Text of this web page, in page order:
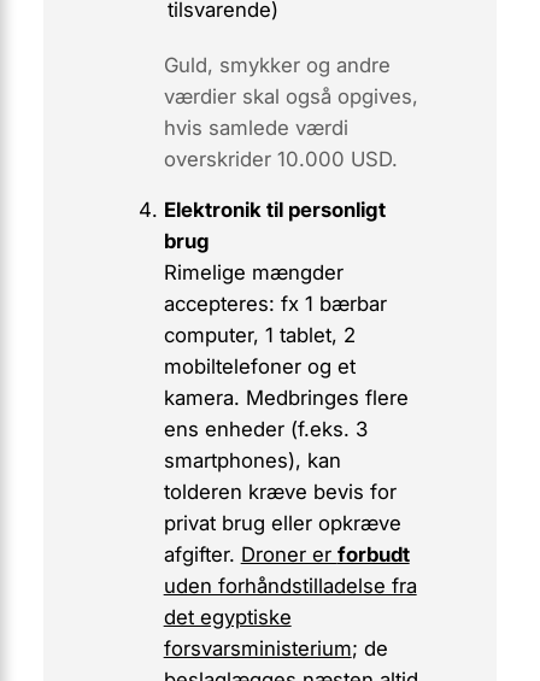
tilsvarende)
Guld, smykker og andre
værdier skal også opgives,
hvis samlede værdi
overskrider 10.000 USD.
Elektronik til personligt
brug
Rimelige mængder
accepteres: fx 1 bærbar
computer, 1 tablet, 2
mobiltelefoner og et
kamera. Medbringes flere
ens enheder (f.eks. 3
smartphones), kan
tolderen kræve bevis for
privat brug eller opkræve
afgifter. Droner er forbudt
uden forhåndstilladelse fra
det egyptiske
forsvarsministerium; de